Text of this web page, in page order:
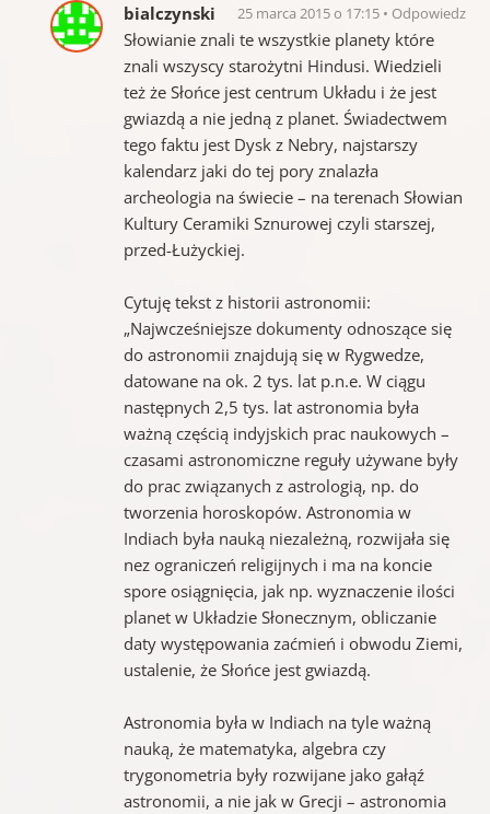
bialczynski 25 marca 2015 o 17:15 Odpowiedz
Słowianie znali te wszystkie planety które
znali wszyscy starożytni Hindusi. Wiedzieli
też że Słońce jest centrum Układu i że jest
gwiazdą a nie jedną z planet. Świadectwem
tego faktu jest Dysk z Nebry, najstarszy
kalendarz jaki do tej pory znalazła
archeologia na świecie – na terenach Słowian
Kultury Ceramiki Sznurowej czyli starszej,
przed-Łużyckiej.
Cytuję tekst z historii astronomii:
„Najwcześniejsze dokumenty odnoszące się
do astronomii znajdują się w Rygwedze,
datowane na ok. 2 tys. lat p.n.e. W ciągu
następnych 2,5 tys. lat astronomia była
ważną częścią indyjskich prac naukowych –
czasami astronomiczne reguły używane były
do prac związanych z astrologią, np. do
tworzenia horoskopów. Astronomia w
Indiach była nauką niezależną, rozwijała się
nez ograniczeń religijnych i ma na koncie
spore osiągnięcia, jak np. wyznaczenie ilości
planet w Układzie Słonecznym, obliczanie
daty występowania zaćmień i obwodu Ziemi,
ustalenie, że Słońce jest gwiazdą.
Astronomia była w Indiach na tyle ważną
nauką, że matematyka, algebra czy
trygonometria były rozwijane jako gałąź
astronomii, a nie jak w Grecji – astronomia